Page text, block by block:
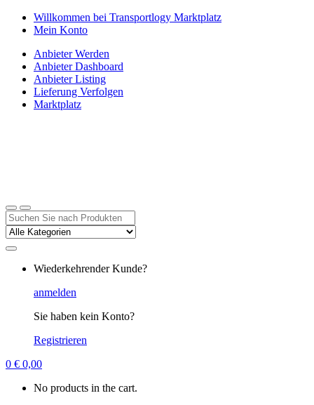
Navigation
Zum
Inhalt
Willkommen bei Transportlogy Marktplatz
Mein Konto
Anbieter Werden
Anbieter Dashboard
Anbieter Listing
Lieferung Verfolgen
Marktplatz
Suchen
nach:
Wiederkehrender Kunde?
anmelden
Sie haben kein Konto?
Registrieren
0 € 0,00
No products in the cart.